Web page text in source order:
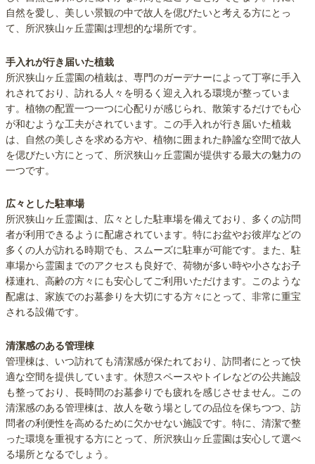
自然を愛し、美しい景観の中で故人を偲びたいと考える方にとっ
て、所沢狭山ヶ丘霊園は理想的な場所です。
手入れが行き届いた植栽
所沢狭山ヶ丘霊園の植栽は、専門のガーデナーによって丁寧に手入
れされており、訪れる人々を明るく迎え入れる環境が整っていま
す。植物の配置一つ一つに心配りが感じられ、散策するだけでも心
が和むような工夫がされています。この手入れが行き届いた植栽
は、自然の美しさを求める方や、植物に囲まれた静謐な空間で故人
を偲びたい方にとって、所沢狭山ヶ丘霊園が提供する最大の魅力の
一つです。
広々とした駐車場
所沢狭山ヶ丘霊園は、広々とした駐車場を備えており、多くの訪問
者が利用できるように配慮されています。特にお盆やお彼岸などの
多くの人が訪れる時期でも、スムーズに駐車が可能です。また、駐
車場から霊園までのアクセスも良好で、荷物が多い時や小さなお子
様連れ、高齢の方々にも安心してご利用いただけます。このような
配慮は、家族でのお墓参りを大切にする方々にとって、非常に重宝
される設備です。
清潔感のある管理棟
管理棟は、いつ訪れても清潔感が保たれており、訪問者にとって快
適な空間を提供しています。休憩スペースやトイレなどの公共施設
も整っており、長時間のお墓参りでも疲れを感じさせません。この
清潔感のある管理棟は、故人を敬う場としての品位を保ちつつ、訪
問者の利便性を高めるために欠かせない施設です。特に、清潔で整
った環境を重視する方にとって、所沢狭山ヶ丘霊園は安心して選べ
る場所となるでしょう。